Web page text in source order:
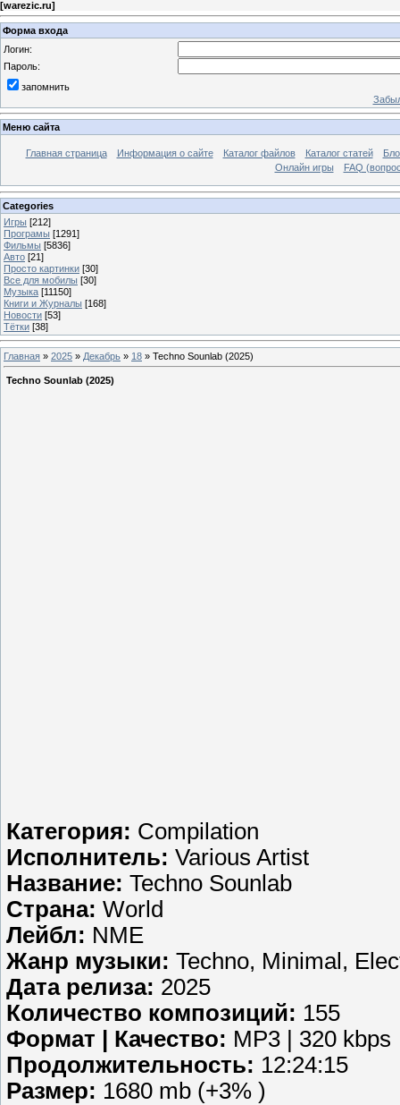
[warezic.ru]
Форма входа
Логин:
Пароль:
запомнить
Меню сайта
Главная страница Информация о сайте Каталог файлов Каталог статей
Онлайн игры
FAQ
Categories
Игры [212]
Програмы [1291]
Фильмы [5836]
Авто [21]
Просто картинки [30]
Все для мобилы [30]
Музыка [11150]
Книги и Журналы [168]
Новости [53]
Тётки [38]
Главная » 2025 » Декабрь » 18 » Techno Sounlab (2025)
Techno Sounlab (2025)
Категория: Compilation
Исполнитель: Various Artist
Название: Techno Sounlab
Страна: World
Лейбл: NME
Жанр музыки: Techno, Minimal,
Дата релиза: 2025
Количество композиций: 155
Формат | Качество: MP3 | 320 kbps
Продолжительность: 12:24:15
Размер: 1680 mb (+3% )